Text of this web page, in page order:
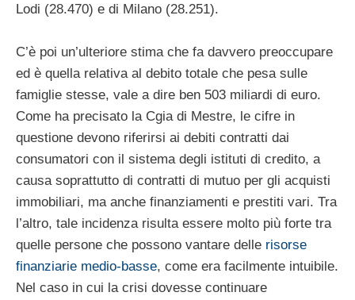
Lodi (28.470) e di Milano (28.251).
C’è poi un’ulteriore stima che fa davvero preoccupare
ed è quella relativa al debito totale che pesa sulle
famiglie stesse, vale a dire ben 503 miliardi di euro.
Come ha precisato la Cgia di Mestre, le cifre in
questione devono riferirsi ai debiti contratti dai
consumatori con il sistema degli istituti di credito, a
causa soprattutto di contratti di mutuo per gli acquisti
immobiliari, ma anche finanziamenti e prestiti vari. Tra
l’altro, tale incidenza risulta essere molto più forte tra
quelle persone che possono vantare delle risorse
finanziarie medio-basse, come era facilmente intuibile.
Nel caso in cui la crisi dovesse continuare